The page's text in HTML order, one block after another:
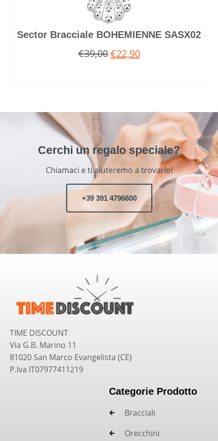
Sector Bracciale BOHEMIENNE SASX02
€39,00 €22,90
Cerchi un regalo speciale?
Chiamaci e ti aiuteremo a trovarlo!
+39 391 4796600
TIME DISCOUNT
Via G.B. Marino 11
81020 San Marco Evangelista (CE)
P.Iva IT07977411219
Categorie Prodotto
Bracciali
Orecchini